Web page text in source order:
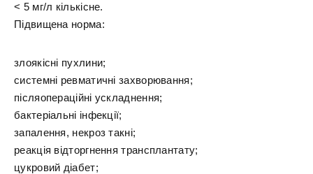
< 5 мг/л кількісне.
Підвищена норма:
злоякісні пухлини;
системні ревматичні захворювання;
післяопераційні ускладнення;
бактеріальні інфекції;
запалення, некроз такні;
реакція відторгнення трансплантату;
цукровий діабет;